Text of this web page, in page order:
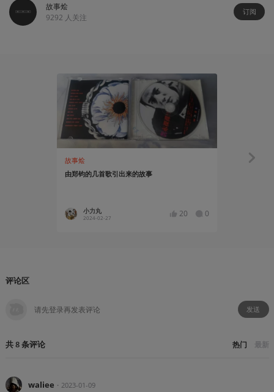
故事烩
9292 人关注
订阅
故事烩
由郑钧的几首歌引出来的故事
小力丸
2024-02-27 20 0
评论区
发送
共8条评论 热门 最新
waliee ・ 2023-01-09